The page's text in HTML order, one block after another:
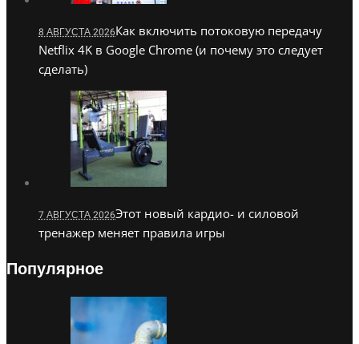
8 АВГУСТА 2026Как включить потоковую передачу
Netflix 4K в Google Chrome (и почему это следует
сделать)
7 АВГУСТА 2026Этот новый кардио- и силовой
тренажер меняет правила игры
Популярное